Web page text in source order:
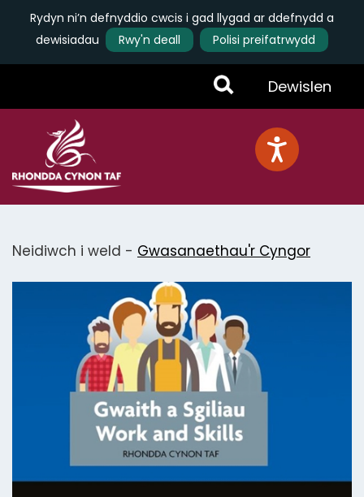
Rydyn ni’n defnyddio cwcis i gad llygad ar ddefnydd a
dewisiadau
Rwy'n deall
Polisi preifatrwydd
Toggle
Menu
Dewislen
Neidiwch i weld - Gwasanaethau'r Cyngor